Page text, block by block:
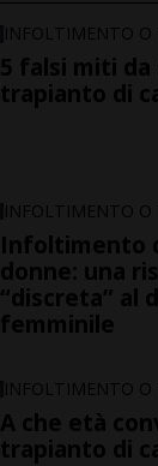
INFOLTIMENTO O
5 falsi miti
trapianto di
INFOLTIMENTO O
Infoltimento
donne: una
“discreta” al
femminile
INFOLTIMENTO O
A che età
trapianto di